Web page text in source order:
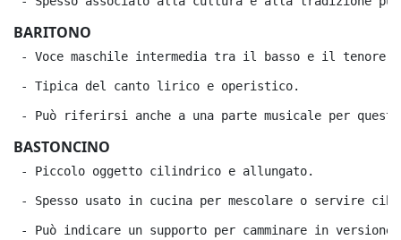
BARITONO
- Voce maschile intermedia tra il basso e il tenore.
- Tipica del canto lirico e operistico.
- Può riferirsi anche a una parte musicale per
BASTONCINO
- Piccolo oggetto cilindrico e allungato.
- Spesso usato in cucina per mescolare o servire
- Può indicare un supporto per camminare in